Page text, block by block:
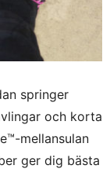
springer
och korta
mellansulan
ger dig bästa